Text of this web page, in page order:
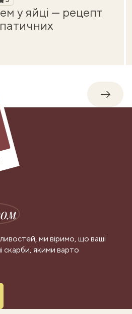
у яйці — рецепт
ми віримо, що ваші
скарби, якими варто